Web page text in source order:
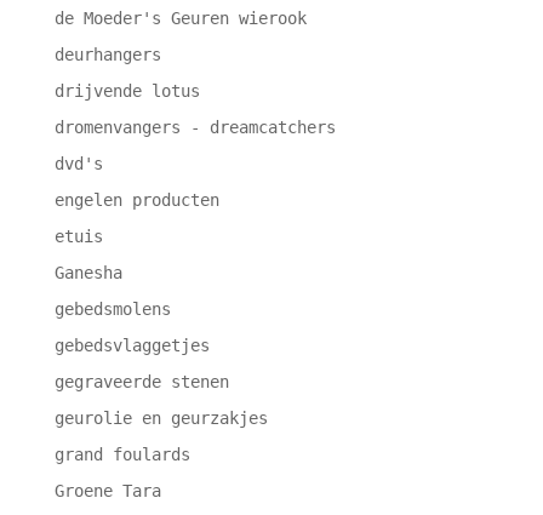
de Moeder's Geuren wierook
deurhangers
drijvende lotus
dromenvangers - dreamcatchers
dvd's
engelen producten
etuis
Ganesha
gebedsmolens
gebedsvlaggetjes
gegraveerde stenen
geurolie en geurzakjes
grand foulards
Groene Tara